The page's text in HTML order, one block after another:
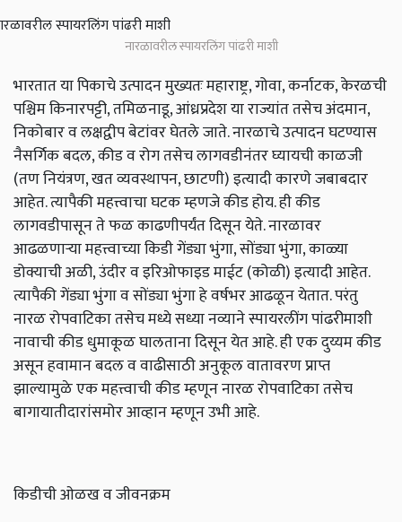
नारळावरील स्पायरलिंग पांढरी माशी
भारतात या पिकाचे उत्पादन मुख्यतः महाराष्ट्र, गोवा, कर्नाटक, केरळची
पश्चिम किनारपट्टी, तमिळनाडू, आंध्रप्रदेश या राज्यांत तसेच अंदमान,
निकोबार व लक्षद्वीप बेटांवर घेतले जाते. नारळाचे उत्पादन घटण्यास
नैसर्गिक बदल, कीड व रोग तसेच लागवडीनंतर घ्यायची काळजी
(तण नियंत्रण, खत व्यवस्थापन, छाटणी) इत्यादी कारणे जबाबदार
आहेत. त्यापैकी महत्त्वाचा घटक म्हणजे कीड होय. ही कीड
लागवडीपासून ते फळ काढणीपर्यंत दिसून येते. नारळावर
आढळणाऱ्या महत्त्वाच्या किडी गेंड्या भुंगा, सोंड्या भुंगा, काळ्या
डोक्याची अळी, उंदीर व इरिओफाइड माईट (कोळी) इत्यादी आहेत.
त्यापैकी गेंड्या भुंगा व सोंड्या भुंगा हे वर्षभर आढळून येतात. परंतु
नारळ रोपवाटिका तसेच मध्ये सध्या नव्याने स्पायरलींग पांढरीमाशी
नावाची कीड धुमाकूळ घालताना दिसून येत आहे. ही एक दुय्यम कीड
असून हवामान बदल व वाढीसाठी अनुकूल वातावरण प्राप्त
झाल्यामुळे एक महत्त्वाची कीड म्हणून नारळ रोपवाटिका तसेच
बागायातीदारांसमोर आव्हान म्हणून उभी आहे.
किडीची ओळख व जीवनक्रम